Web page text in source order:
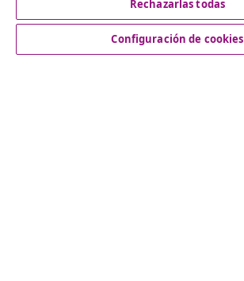
Servicio al Cliente
Rechazarlas todas
Configuración de cookies